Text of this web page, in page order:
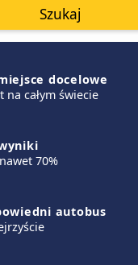
Szukaj
docelowe
całym świecie
70%
autobus